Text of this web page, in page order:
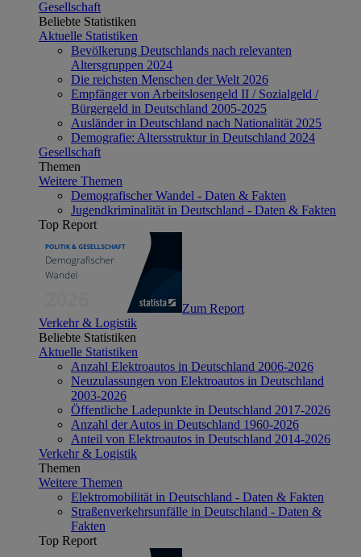
Gesellschaft
Beliebte Statistiken
Aktuelle Statistiken
Bevölkerung Deutschlands nach relevanten
Altersgruppen 2024
Die reichsten Menschen der Welt 2026
Empfänger von Arbeitslosengeld II / Sozialgeld /
Bürgergeld in Deutschland 2005-2025
Ausländer in Deutschland nach Nationalität 2025
Demografie: Altersstruktur in Deutschland 2024
Gesellschaft
Themen
Weitere Themen
Demografischer Wandel - Daten & Fakten
Jugendkriminalität in Deutschland - Daten & Fakten
Top Report
Zum Report
Verkehr & Logistik
Beliebte Statistiken
Aktuelle Statistiken
Anzahl Elektroautos in Deutschland 2006-2026
Neuzulassungen von Elektroautos in Deutschland
2003-2026
Öffentliche Ladepunkte in Deutschland 2017-2026
Anzahl der Autos in Deutschland 1960-2026
Anteil von Elektroautos in Deutschland 2014-2026
Verkehr & Logistik
Themen
Weitere Themen
Elektromobilität in Deutschland - Daten & Fakten
Straßenverkehrsunfälle in Deutschland - Daten &
Fakten
Top Report